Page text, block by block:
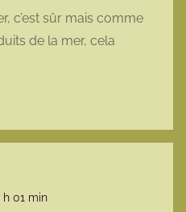
c’est sûr mais comme
de la mer, cela
h 01 min